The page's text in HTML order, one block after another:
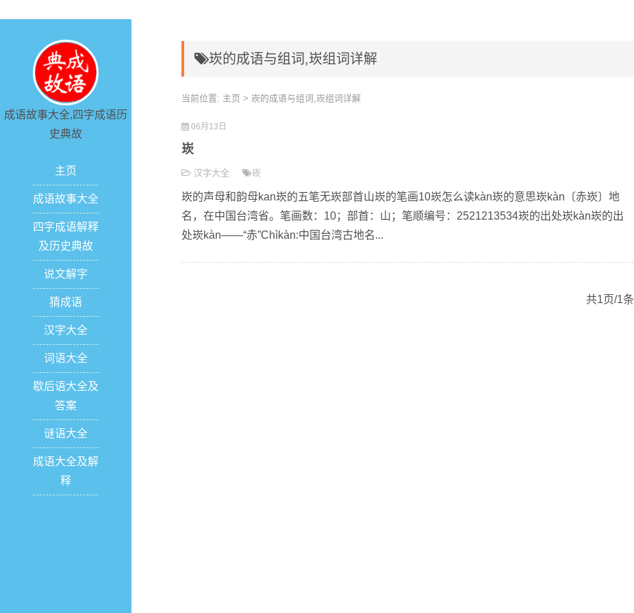
成语故事大全,四字成语历
史典故
主页
成语故事大全
四字成语解释
及历史典故
说文解字
猜成语
汉字大全
词语大全
歇后语大全及
答案
谜语大全
成语大全及解
释
崁的成语与组词,崁组词详解
当前位置: 主页 > 崁的成语与组词,崁组词详解
06月13日
崁
汉字大全 崁
崁的声母和韵母kan崁的五笔无崁部首山崁的笔画10崁怎么读kàn崁的意思崁kàn〔赤崁〕地
名，在中国台湾省。笔画数：10；部首：山；笔顺编号：2521213534崁的出处崁kàn崁的出
处崁kàn——“赤”Chìkàn:中国台湾古地名...
共1页/1条